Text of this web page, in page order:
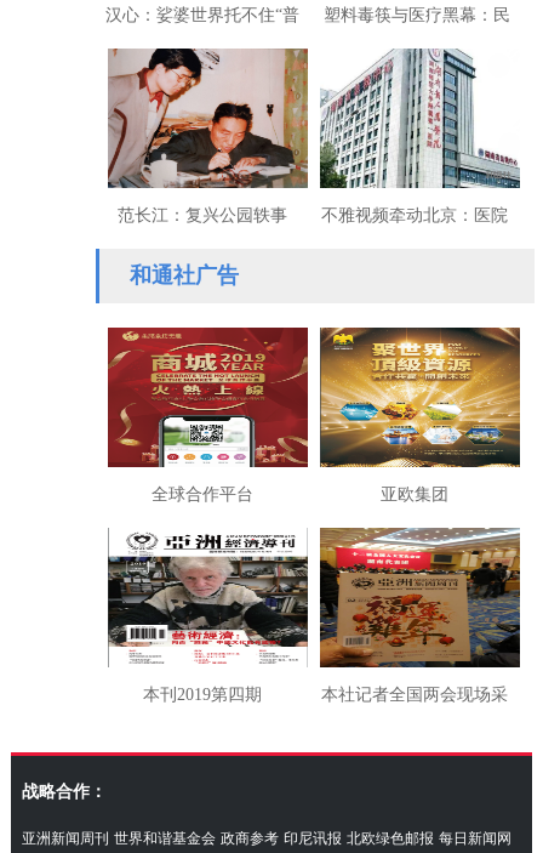
汉心：娑婆世界托不住“普
世理想”？
塑料毒筷与医疗黑幕：民
族健康正遭遇一场无声的
屠杀
范长江：复兴公园轶事 不雅视频牵动北京：医院
示制度之漏
和通社广告
全球合作平台 亚欧集团
本刊2019第四期 本社记者全国两会现场采
访湖南代表团
战略合作：
亚洲新闻周刊 世界和谐基金会 政商参考 印尼讯报 北欧绿色邮报 每日新闻网